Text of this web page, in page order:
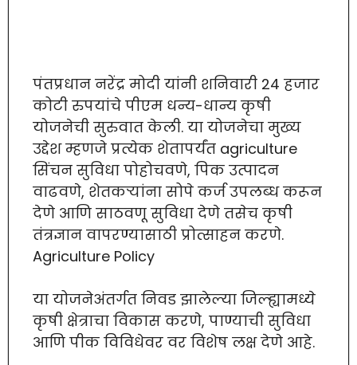
पंतप्रधान नरेंद्र मोदी यांनी शनिवारी 24 हजार
कोटी रुपयांचे पीएम धन्य-धान्य कृषी
योजनेची सुरुवात केली. या योजनेचा मुख्य
उद्देश म्हणजे प्रत्येक शेतापर्यंत agriculture
सिंचन सुविधा पोहोचवणे, पिक उत्पादन
वाढवणे, शेतकऱ्यांना सोपे कर्ज उपलब्ध करून
देणे आणि साठवणू सुविधा देणे तसेच कृषी
तंत्रज्ञान वापरण्यासाठी प्रोत्साहन करणे.
Agriculture Policy
या योजनेअंतर्गत निवड झालेल्या जिल्ह्यामध्ये
कृषी क्षेत्राचा विकास करणे, पाण्याची सुविधा
आणि पीक विविधेवर वर विशेष लक्ष देणे आहे.